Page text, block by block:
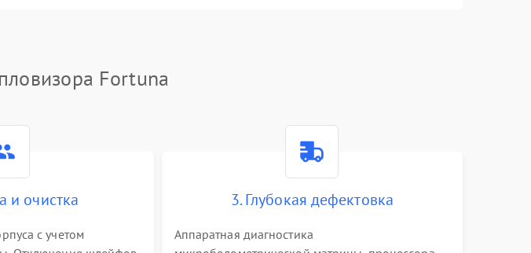
Fortuna
и очистка
с учетом
3. Глубокая дефектовка
Аппаратная диагностика